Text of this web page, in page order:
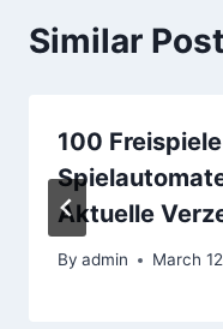
Similar
100
Aktuelle
By admin March